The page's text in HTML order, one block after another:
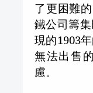
了更困難的
鐵公司籌
現的1903
無法出售
慮。